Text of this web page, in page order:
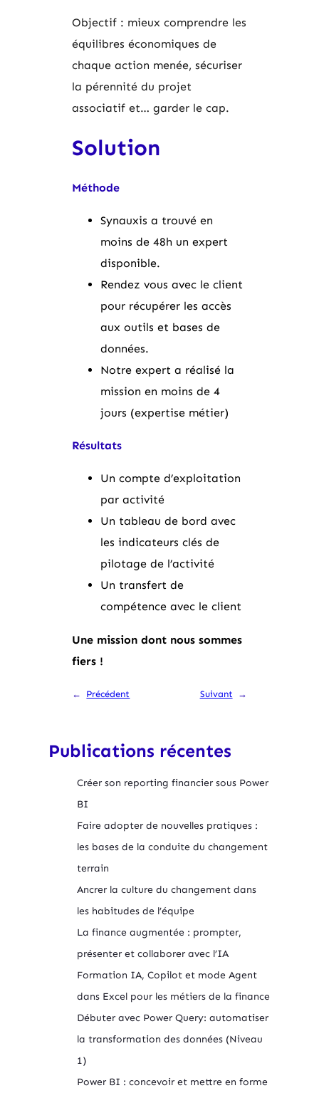
Objectif : mieux comprendre les
équilibres économiques de
chaque action menée, sécuriser
la pérennité du projet
associatif et… garder le cap.
Solution
Méthode
Synauxis a trouvé en
moins de 48h un expert
disponible.
Rendez vous avec le client
pour récupérer les accès
aux outils et bases de
données.
Notre expert a réalisé la
mission en moins de 4
jours (expertise métier)
Résultats
Un compte d’exploitation
par activité
Un tableau de bord avec
les indicateurs clés de
pilotage de l’activité
Un transfert de
compétence avec le client
Une mission dont nous sommes
fiers !
← Précédent Suivant →
Publications récentes
Créer son reporting financier sous Power
BI
Faire adopter de nouvelles pratiques :
les bases de la conduite du changement
terrain
Ancrer la culture du changement dans
les habitudes de l’équipe
La finance augmentée : prompter,
présenter et collaborer avec l’IA
Formation IA, Copilot et mode Agent
dans Excel pour les métiers de la finance
Débuter avec Power Query: automatiser
la transformation des données (Niveau
1)
Power BI : concevoir et mettre en forme